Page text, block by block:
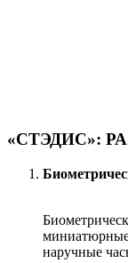
«СТЭДИС»:
миниатюрные
наручные